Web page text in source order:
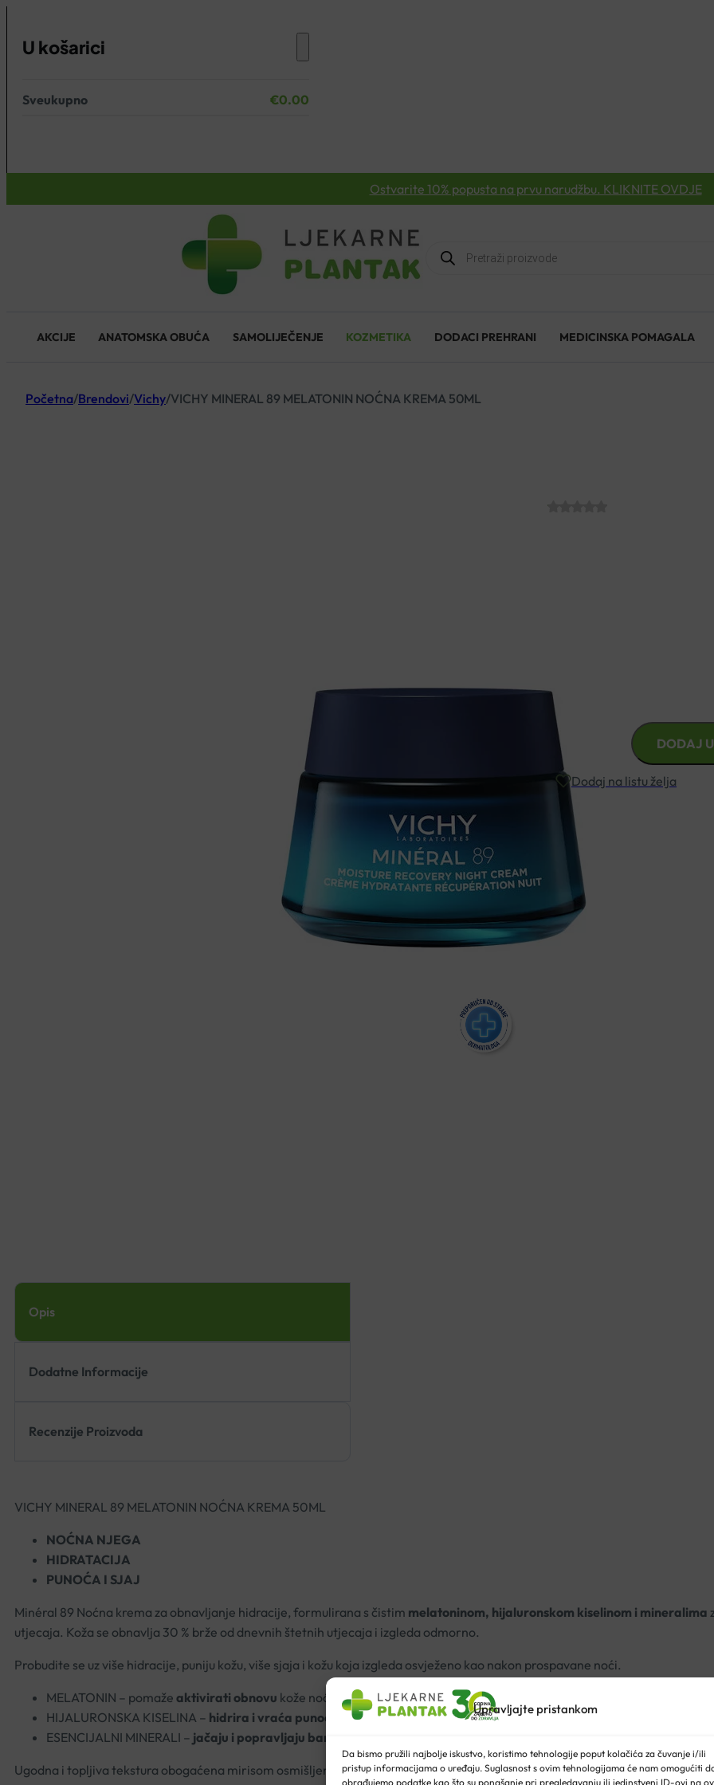
Upravljajte pristankom
Da bismo pružili najbolje iskustvo, koristimo tehnologije poput kolačića za čuvanje i/ili
pristup informacijama o uređaju. Suglasnost s ovim tehnologijama će nam omogućiti
obrađujemo podatke kao što su ponašanje pri pregledavanju ili jedinstveni ID-ovi na
U košarici
Nema proizvoda u košarici.
Sveukupno €0.00
Ostvarite 10% popusta na prvu narudžbu. KLIKNITE OVDJE
Products
search
AKCIJE ANATOMSKA OBUĆA SAMOLIJEČENJE KOZMETIKA DODACI PREHRANI MEDICINSKA POMAGALA
Početna/Brendovi/Vichy/VICHY MINERAL 89 MELATONIN NOĆNA KREMA 50ML
VICHY
Minéral 89 Noćna krema
hijaluronskom kiselinom i
štetnih utjecaja. Probudite
VICHY
MINERAL
89
MELATONIN
NOĆNA
KREMA
količina
DODAJ
Dodaj na listu želja
Besplatna dostava za narudžbe
Rok isporuke: 2 – 5 dana
Opis
Dodatne Informacije
Recenzije Proizvoda
VICHY MINERAL 89 MELATONIN NOĆNA KREMA 50ML
NOĆNA NJEGA
HIDRATACIJA
PUNOĆA I SJAJ
Minéral 89 Noćna krema za obnavljanje hidracije, formulirana s čistim melatoninom, hijaluronskom kiselinom i mineralima
utjecaja. Koža se obnavlja 30 % brže od dnevnih štetnih utjecaja i izgleda odmorno.
Probudite se uz više hidracije, puniju kožu, više sjaja i kožu koja izgleda osvježeno kao nakon prospavane noći.
MELATONIN – pomaže aktivirati obnovu kože noću ipotiče antioksidacijsku obranu
HIJALURONSKA KISELINA – hidrira i vraća punoću kože
zadržavajući 1000x više vode od svoje težine
ESENCIJALNI MINERALI – jačaju i popravljaju barijeru
Ugodna i topljiva tekstura obogaćena mirisom osmišljenim da vam pomogne opustiti se prije spavanja. Nevidljiva na koži, ne